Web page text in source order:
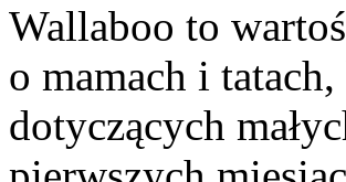
Wallaboo to
o mamach i
dotyczących